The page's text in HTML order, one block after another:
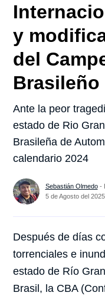
y
del
Brasileño
Ante la peor
estado de Rio
Brasileña de
calendario 2024
Sebastián Olmedo-
5 de Agosto del
Después de días
torrenciales e
estado de Río
Brasil, la CBA